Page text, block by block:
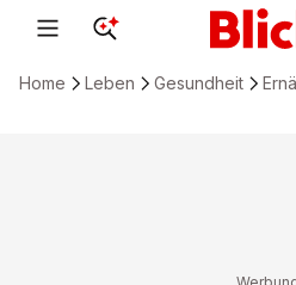
Home Leben Gesundheit